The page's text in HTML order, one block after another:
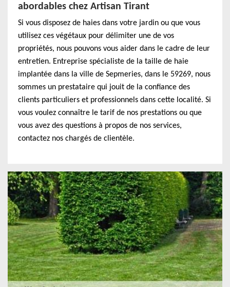
abordables chez Artisan Tirant
Si vous disposez de haies dans votre jardin ou que vous
utilisez ces végétaux pour délimiter une de vos
propriétés, nous pouvons vous aider dans le cadre de leur
entretien. Entreprise spécialiste de la taille de haie
implantée dans la ville de Sepmeries, dans le 59269, nous
sommes un prestataire qui jouit de la confiance des
clients particuliers et professionnels dans cette localité. Si
vous voulez connaître le tarif de nos prestations ou que
vous avez des questions à propos de nos services,
contactez nos chargés de clientèle.